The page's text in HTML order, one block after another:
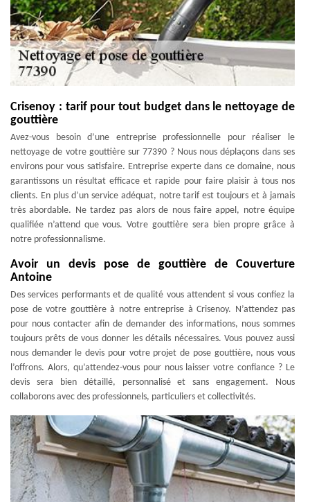
Crisenoy : tarif pour tout budget dans le nettoyage de
gouttière
Avez-vous besoin d’une entreprise professionnelle pour réaliser le
nettoyage de votre gouttière sur 77390 ? Nous nous déplaçons dans ses
environs pour vous satisfaire. Entreprise experte dans ce domaine, nous
garantissons un résultat efficace et rapide pour faire plaisir à tous nos
clients. En plus d’un service adéquat, notre tarif est toujours et à jamais
très abordable. Ne tardez pas alors de nous faire appel, notre équipe
qualifiée n’attend que vous. Votre gouttière sera bien propre grâce à
notre professionnalisme.
Avoir un devis pose de gouttière de Couverture
Antoine
Des services performants et de qualité vous attendent si vous confiez la
pose de votre gouttière à notre entreprise à Crisenoy. N’attendez pas
pour nous contacter afin de demander des informations, nous sommes
toujours prêts de vous donner les détails nécessaires. Vous pouvez aussi
nous demander le devis pour votre projet de pose gouttière, nous vous
l’offrons. Alors, qu’attendez-vous pour nous laisser votre confiance ? Le
devis sera bien détaillé, personnalisé et sans engagement. Nous
collaborons avec des professionnels, particuliers et collectivités.